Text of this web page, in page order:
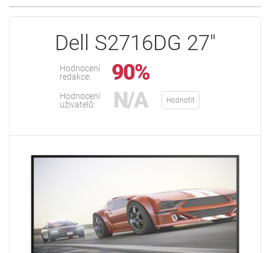
Dell S2716DG 27"
Hodnocení
redakce:
90%
Hodnocení
uživatelů:
N/A Hodnotit